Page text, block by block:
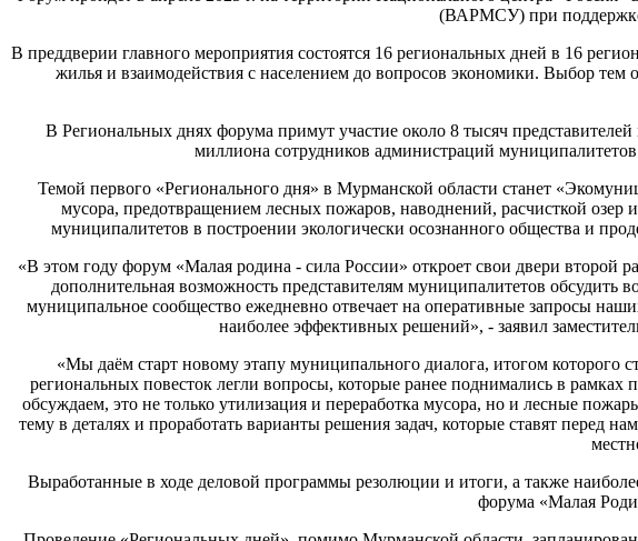
(ВАРМСУ) при
В преддверии главного мероприятия состоятся 16 региональных дней в 16
жилья и взаимодействия с населением до вопросов экономики. Выбор
В Региональных днях форума примут участие около 8 тысяч
миллиона сотрудников администраций
Темой первого «Регионального дня» в Мурманской области станет
мусора, предотвращением лесных пожаров, наводнений, расчисткой озер
муниципалитетов в построении экологически осознанного общества и
«В этом году форум «Малая родина - сила России» откроет свои двери второй
дополнительная возможность представителям муниципалитетов
муниципальное сообщество ежедневно отвечает на оперативные запросы
наиболее эффективных решений», - заявил
«Мы даём старт новому этапу муниципального диалога, итогом которого
региональных повесток легли вопросы, которые ранее поднимались в
обсуждаем, это не только утилизация и переработка мусора, но и лесные
тему в деталях и проработать варианты решения задач, которые ставят
Выработанные в ходе деловой программы резолюции и итоги, а также
форума «Малая